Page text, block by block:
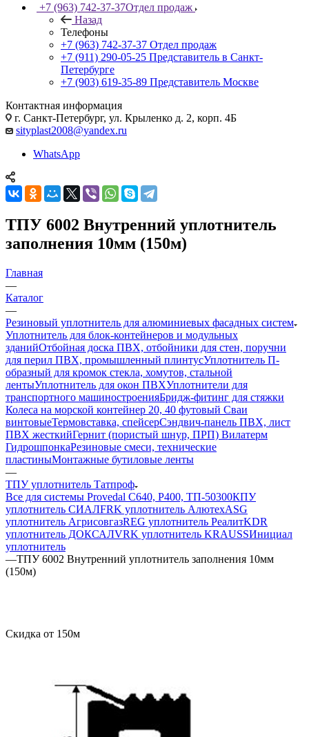
+7 (963) 742-37-37Отдел продаж
Назад
Телефоны
+7 (963) 742-37-37 Отдел продаж
+7 (911) 290-05-25 Представитель в Санкт-
Петербурге
+7 (903) 619-35-89 Представитель Москве
Контактная информация
г. Санкт-Петербург, ул. Крыленко д. 2, корп. 4Б
sityplast2008@yandex.ru
WhatsApp
ТПУ 6002 Внутренний уплотнитель
заполнения 10мм (150м)
Главная
—
Каталог
—
Резиновый уплотнитель для алюминиевых фасадных систем
Уплотнитель для блок-контейнеров и модульных
зданийОтбойная доска ПВХ, отбойники для стен, поручни
для перил ПВХ, промышленный плинтусУплотнитель П-
образный для кромок стекла, хомутов, стальной
лентыУплотнитель для окон ПВХУплотнители для
транспортного машиностроенияБридж-фитинг для стяжки
Колеса на морской контейнер 20, 40 футовый Сваи
винтовыеТермовставка, спейсерСэндвич-панель ПВХ, лист
ПВХ жесткийГернит (пористый шнур, ПРП) Вилатерм
ГидрошпонкаРезиновые смеси, технические
пластиныМонтажные бутиловые ленты
—
ТПУ уплотнитель Татпроф
Все для системы Provedal С640, Р400, ТП-50300КПУ
уплотнитель СИАЛFRK уплотнитель АлютехASG
уплотнитель АгрисовгазREG уплотнитель РеалитKDR
уплотнитель ДОКСАЛVRK уплотнитель KRAUSSИнициал
уплотнитель
—ТПУ 6002 Внутренний уплотнитель заполнения 10мм
(150м)
Скидка от 150м